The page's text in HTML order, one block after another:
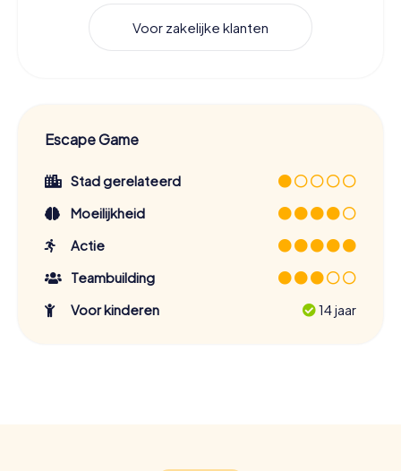
Voor zakelijke klanten
Escape Game
Stad gerelateerd
Moeilijkheid
Actie
Teambuilding
Voor kinderen
14 jaar